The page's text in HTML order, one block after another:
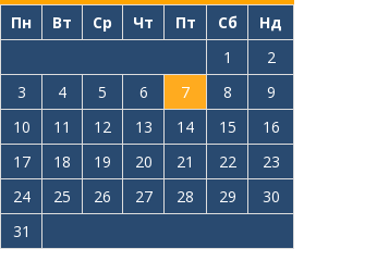
Пн Вт Ср Чт Пт Сб
Нд
1
2
3
4 5 6 7 8
9
10
11 12 13 14 15
16
17
18 19 20 21 22
23
24
25 26 27 28 29
30
31